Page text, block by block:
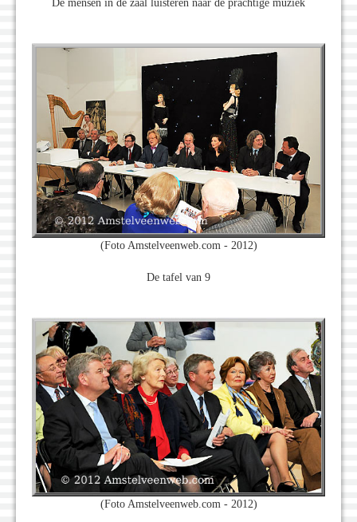
De mensen in de zaal luisteren naar de prachtige muziek
(Foto Amstelveenweb.com - 2012)
De tafel van 9
(Foto Amstelveenweb.com - 2012)